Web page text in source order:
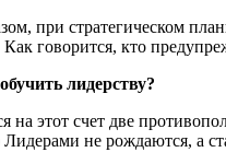
при стратегическом
говорится, кто
лидерству?
на этот счет две
Лидерами не рождаются, а